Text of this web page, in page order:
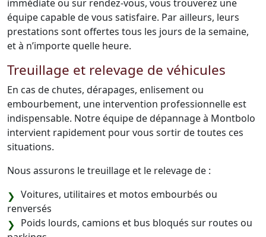
immédiate ou sur rendez-vous, vous trouverez une
équipe capable de vous satisfaire. Par ailleurs, leurs
prestations sont offertes tous les jours de la semaine,
et à n’importe quelle heure.
Treuillage et relevage de véhicules
En cas de chutes, dérapages, enlisement ou
embourbement, une intervention professionnelle est
indispensable. Notre équipe de dépannage à Montbolo
intervient rapidement pour vous sortir de toutes ces
situations.
Nous assurons le treuillage et le relevage de :
Voitures, utilitaires et motos embourbés ou
renversés
Poids lourds, camions et bus bloqués sur routes ou